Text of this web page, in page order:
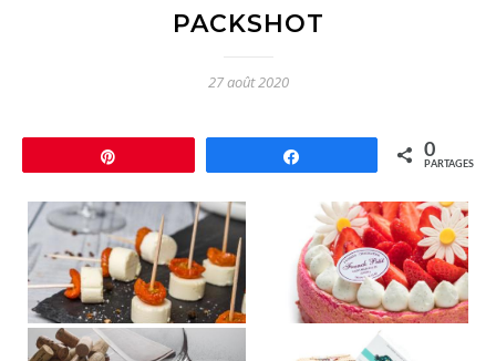
PACKSHOT
27 août 2020
0
PARTAGES